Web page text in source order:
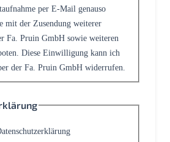
per E-Mail genauso
mit der Zusendung weiterer
Fa. Pruin GmbH sowie weiteren
Diese Einwilligung kann ich
der Fa. Pruin GmbH widerrufen.